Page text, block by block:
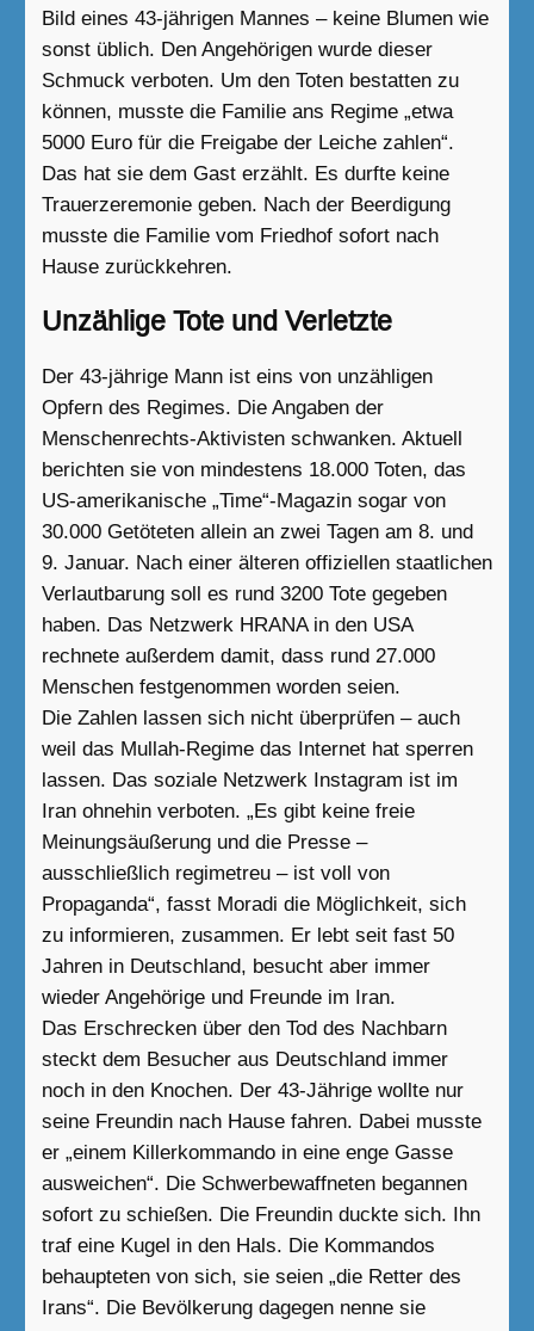
Bild eines 43-jährigen Mannes – keine Blumen wie
sonst üblich. Den Angehörigen wurde dieser
Schmuck verboten. Um den Toten bestatten zu
können, musste die Familie ans Regime „etwa
5000 Euro für die Freigabe der Leiche zahlen“.
Das hat sie dem Gast erzählt. Es durfte keine
Trauerzeremonie geben. Nach der Beerdigung
musste die Familie vom Friedhof sofort nach
Hause zurückkehren.
Unzählige Tote und Verletzte
Der 43-jährige Mann ist eins von unzähligen
Opfern des Regimes. Die Angaben der
Menschenrechts-Aktivisten schwanken. Aktuell
berichten sie von mindestens 18.000 Toten, das
US-amerikanische „Time“-Magazin sogar von
30.000 Getöteten allein an zwei Tagen am 8. und
9. Januar. Nach einer älteren offiziellen staatlichen
Verlautbarung soll es rund 3200 Tote gegeben
haben. Das Netzwerk HRANA in den USA
rechnete außerdem damit, dass rund 27.000
Menschen festgenommen worden seien.
Die Zahlen lassen sich nicht überprüfen – auch
weil das Mullah-Regime das Internet hat sperren
lassen. Das soziale Netzwerk Instagram ist im
Iran ohnehin verboten. „Es gibt keine freie
Meinungsäußerung und die Presse –
ausschließlich regimetreu – ist voll von
Propaganda“, fasst Moradi die Möglichkeit, sich
zu informieren, zusammen. Er lebt seit fast 50
Jahren in Deutschland, besucht aber immer
wieder Angehörige und Freunde im Iran.
Das Erschrecken über den Tod des Nachbarn
steckt dem Besucher aus Deutschland immer
noch in den Knochen. Der 43-Jährige wollte nur
seine Freundin nach Hause fahren. Dabei musste
er „einem Killerkommando in eine enge Gasse
ausweichen“. Die Schwerbewaffneten begannen
sofort zu schießen. Die Freundin duckte sich. Ihn
traf eine Kugel in den Hals. Die Kommandos
behaupteten von sich, sie seien „die Retter des
Irans“. Die Bevölkerung dagegen nenne sie